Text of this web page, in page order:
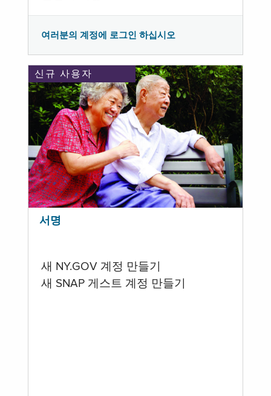
여러분의 계정에 로그인 하십시오
신규 사용자
서명
새 NY.GOV 계정 만들기
새 SNAP 게스트 계정 만들기